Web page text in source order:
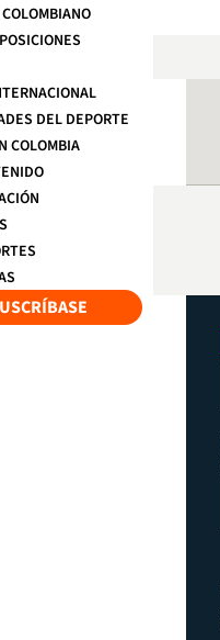
DEL DEPORTE
COLOMBIA